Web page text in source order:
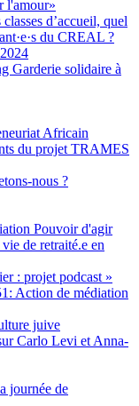
l'amour»
d’accueil, quel
du CREAL ?
Garderie solidaire à
Africain
du projet TRAMES
nous ?
Pouvoir d'agir
de retraité.e en
: projet podcast »
Action de médiation
juive
Carlo Levi et Anna-
journée de